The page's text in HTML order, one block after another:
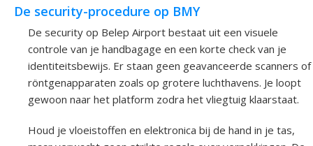
De security-procedure op BMY
De security op Belep Airport bestaat uit een visuele
controle van je handbagage en een korte check van je
identiteitsbewijs. Er staan geen geavanceerde scanners of
röntgenapparaten zoals op grotere luchthavens. Je loopt
gewoon naar het platform zodra het vliegtuig klaarstaat.
Houd je vloeistoffen en elektronica bij de hand in je tas,